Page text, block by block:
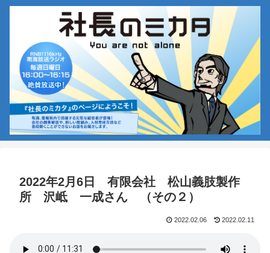
2022年2月6日 有限会社 松山義肢製作
所 沢岻 一成さん （その２）
2022.02.06 2022.02.11